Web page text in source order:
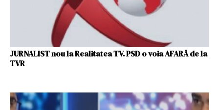
JURNALIST nou la Realitatea TV. PSD o voia AFARĂ de la
TVR